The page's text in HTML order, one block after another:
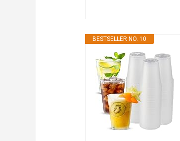
BESTSELLER NO. 10